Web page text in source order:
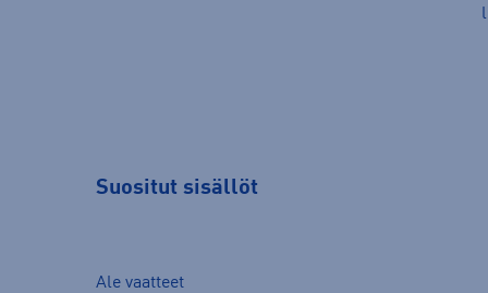
Suositut sisällöt
Ale vaatteet